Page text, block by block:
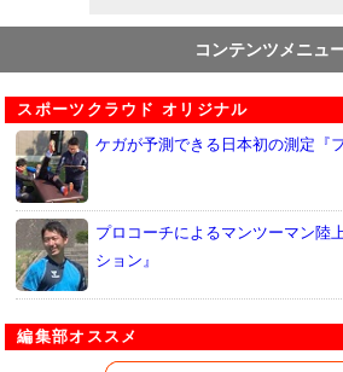
コンテンツメニュ
スポーツクラウド オリジナル
ケガが予測できる日本初の測定『
プロコーチによるマンツーマン陸
ション』
編集部オススメ